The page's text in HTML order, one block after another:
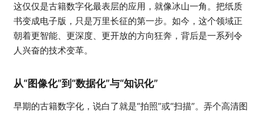
这仅仅是古籍数字化最表层的应用，就像冰山一角。把纸质
书变成电子版，只是万里长征的第一步。如今，这个领域正
朝着更智能、更深度、更开放的方向狂奔，背后是一系列令
人兴奋的技术变革。
从“图像化”到“数据化”与“知识化”
早期的古籍数字化，说白了就是“拍照”或“扫描”。弄个高清图